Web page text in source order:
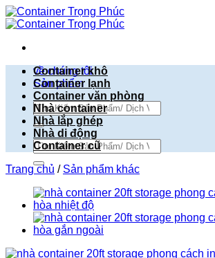
Bỏ
qua
dung
về chúng tôi
Sản phẩm
Tìm
kiếm:
Tìm
kiếm:
Container khô
Container lạnh
Container văn phòng
Nhà container
Nhà lắp ghép
Nhà di động
Container cũ
Trang chủ / Sản phẩm khác